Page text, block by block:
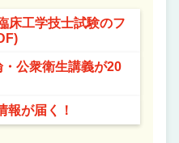
床工学技士試験のフ
公衆衛生講義が20
報が届く！